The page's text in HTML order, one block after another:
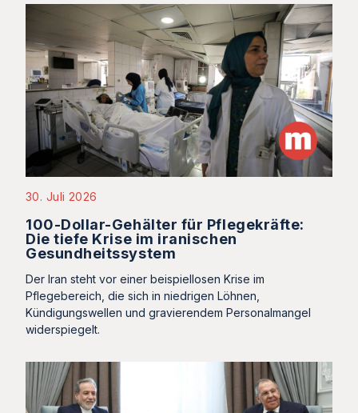
30. Juli 2026
100-Dollar-Gehälter für Pflegekräfte:
Die tiefe Krise im iranischen
Gesundheitssystem
Der Iran steht vor einer beispiellosen Krise im
Pflegebereich, die sich in niedrigen Löhnen,
Kündigungswellen und gravierendem Personalmangel
widerspiegelt.